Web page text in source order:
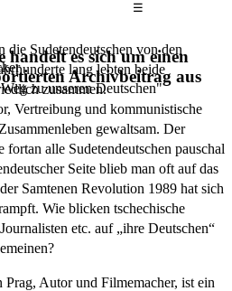
Das
☰
handelt es sich um einen
Archivbeitrag aus
zu unseren Deutschen"
die Sudetendeutschen von den
lang lebten beide
zusammen.
Vertreibung und kommunistische
gewaltsam. Der
alle Sudetendeutschen pauschal
Seite blieb man oft auf das
Samtenen Revolution 1989 hat sich
Wie blicken tschechische
etc. auf „ihre Deutschen“
Prag, Autor und Filmemacher, ist ein